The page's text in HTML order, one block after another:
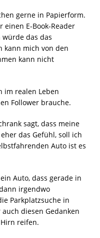
gerne in Papierform.
E-Book-Reader
würde das das
kann mich von den
kann nicht
im realen Leben
Follower brauche.
sagt, dass meine
das Gefühl, soll ich
Auto ist es
Auto, dass gerade in
irgendwo
Parkplatzsuche in
diesen Gedanken
reifen.